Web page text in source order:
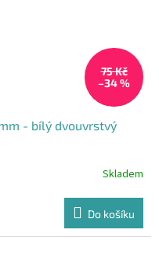
75 Kč
–34 %
- bílý dvouvrstvý
Skladem
Do košíku